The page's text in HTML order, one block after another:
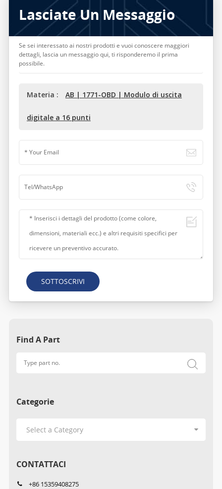
Lasciate Un Messaggio
Se sei interessato ai nostri prodotti e vuoi conoscere maggiori
dettagli, lascia un messaggio qui, ti risponderemo il prima
possibile.
Materia : AB | 1771-OBD | Modulo di uscita
digitale a 16 punti
SOTTOSCRIVI
Find A Part
Categorie
CONTATTACI
+86 15359408275